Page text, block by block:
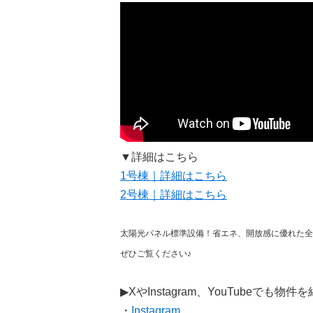
▼詳細はこちら
1号棟｜詳細はこちら
2号棟｜詳細はこちら
太陽光パネル標準設備！省エネ、開放感に優れた全
ぜひご覧ください♪
▶XやInstagram、YouTubeでも物件を
・
Instagram